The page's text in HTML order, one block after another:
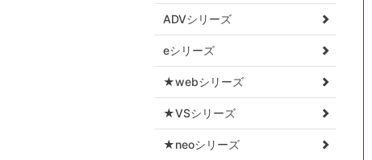
ADVシリーズ
eシリーズ
★webシリーズ
★VSシリーズ
★neoシリーズ